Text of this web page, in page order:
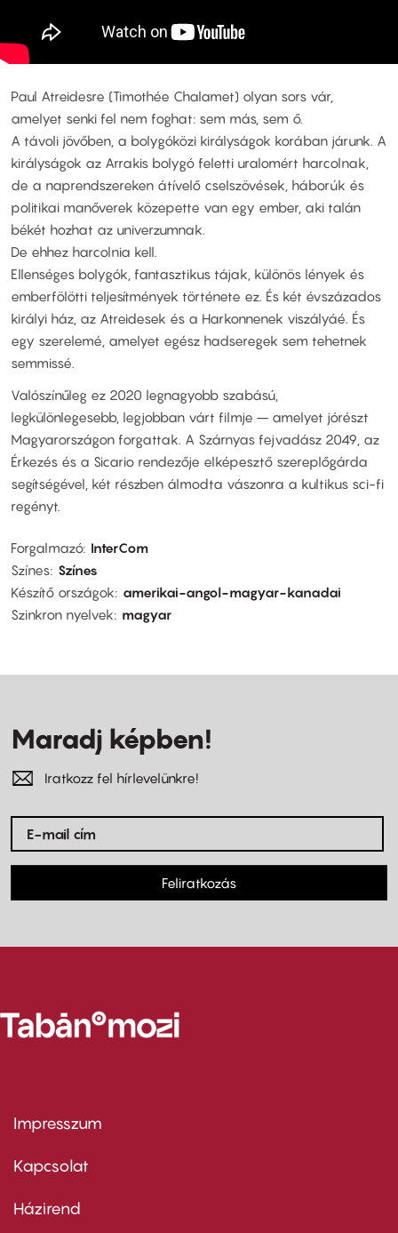
Paul Atreidesre (Timothée Chalamet) olyan sors vár,
amelyet senki fel nem foghat: sem más, sem ő.
A távoli jövőben, a bolygóközi királyságok korában járunk. A
királyságok az Arrakis bolygó feletti uralomért harcolnak,
de a naprendszereken átívelő cselszövések, háborúk és
politikai manőverek közepette van egy ember, aki talán
békét hozhat az univerzumnak.
De ehhez harcolnia kell.
Ellenséges bolygók, fantasztikus tájak, különös lények és
emberfölötti teljesítmények története ez. És két évszázados
királyi ház, az Atreidesek és a Harkonnenek viszályáé. És
egy szerelemé, amelyet egész hadseregek sem tehetnek
semmissé.
Valószínűleg ez 2020 legnagyobb szabású,
legkülönlegesebb, legjobban várt filmje – amelyet jórészt
Magyarországon forgattak. A Szárnyas fejvadász 2049, az
Érkezés és a Sicario rendezője elképesztő szereplőgárda
segítségével, két részben álmodta vászonra a kultikus sci-fi
regényt.
Forgalmazó InterCom
Színes Színes
Készítő országok
amerikai-angol-magyar-kanadai
Szinkron nyelvek
magyar
Maradj képben!
Iratkozz fel hírlevelünkre!
Feliratkozás
Footer
first
Impresszum
Kapcsolat
Footer
Házirend